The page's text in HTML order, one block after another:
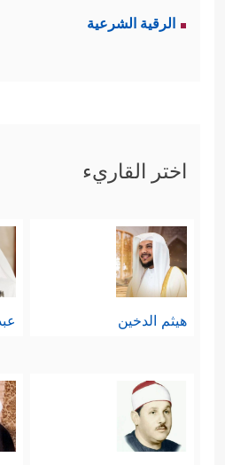
الرقية الشرعية
اختر القاريء
هيثم الدخين